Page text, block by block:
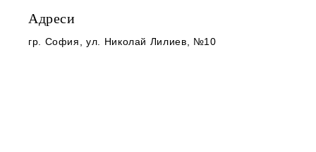
Адреси
гр. София , ул. Николай Лилиев, №10